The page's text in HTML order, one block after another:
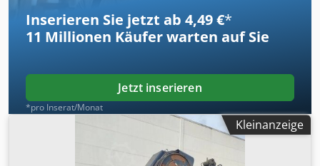
Inserieren Sie jetzt ab 4,49 €*
11 Millionen Käufer warten auf Sie
Jetzt inserieren
*pro Inserat/Monat
Kleinanzeige